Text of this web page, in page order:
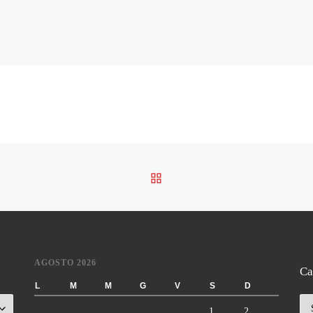
AGOSTO 2026
L M M G V S D
1 2